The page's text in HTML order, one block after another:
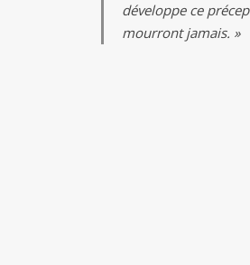
développe ce
mourront jamais. »